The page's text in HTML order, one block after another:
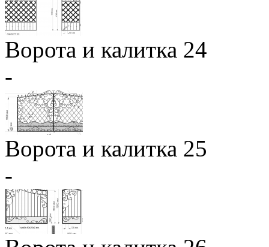
Ворота и калитка 24
-
Ворота и калитка 25
-